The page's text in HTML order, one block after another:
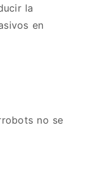
la
en
no se